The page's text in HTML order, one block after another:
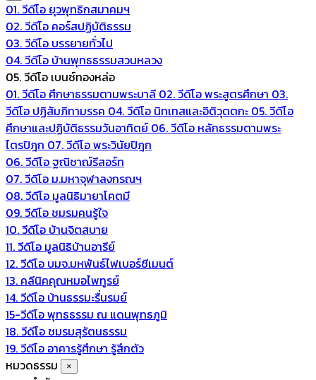
01. วีดีโอ ยุวพุทธิกสมาคมฯ
02. วีดีโอ คอร์สปฏิบัติธรรม
03. วีดีโอ บรรยายทั่วไป
04. วีดีโอ บ้านพุทธธรรมสวนหลวง
05. วีดีโอ เบนซ์ทองหล่อ
01. วีดีโอ ศึกษาธรรมตามพระบาลี 02. วีดีโอ พระสูตรศึกษา 03.
วีดีโอ ปฏิสัมภิทามรรค 04. วีดีโอ นิทเทสและอิติวุตตกะ 05. วีดีโอ
ศึกษาและปฏิบัติธรรมวันอาทิตย์ 06. วีดีโอ หลักธรรมตามพระ
ไตรปิฎก 07. วีดีโอ พระวินัยปิฎก
06. วีดีโอ ฐณิชาฌ์รีสอร์ท
07. วีดีโอ ม.มหาจุฬาลงกรณฯ
08. วีดีโอ มูลนิธิมายาโคตมี
09. วีดีโอ ชมรมคนรู้ใจ
10. วีดีโอ บ้านจิตสบาย
11. วีดีโอ มูลนิธิบ้านอารีย์
12. วีดีโอ บมจ.มหพันธ์ไฟเบอร์ซีเมนต์
13. คลีนิคคุณหมอไพทูรย์
14. วีดีโอ บ้านธรรมะรื่นรมย์
15-วีดีโอ พุทธธรรม ณ แดนพุทธภูมิ
18. วีดีโอ ชมรมสุรัตนธรรม
19. วีดีโอ อาคารรู้ศึกษา รู้สึกตัว
หมวดธรรม
×